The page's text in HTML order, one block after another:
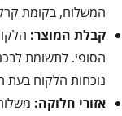
המשלוח, בקומת
קבלת המוצר:
הסופי. לתשומת
נוכחות הלקוח
אזורי חלוקה: